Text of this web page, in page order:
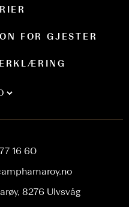
FOR GJESTER
16 60
8276 Ulvsvåg